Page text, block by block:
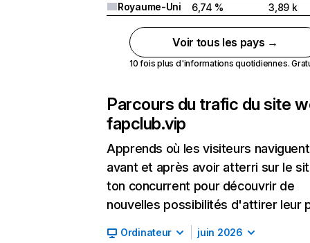
Royaume-Uni
6,74 % 3,89 k
Voir tous les pays →
10 fois plus d'informations quotidiennes.
Parcours du trafic du site
fapclub.vip
Apprends où les visiteurs naviguent
avant et après avoir atterri sur le
ton concurrent pour découvrir de
nouvelles possibilités d'attirer leur
Ordinateur juin 2026